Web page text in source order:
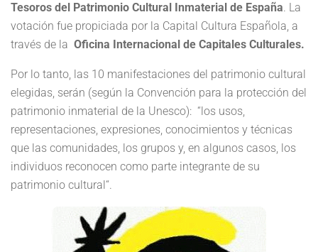
Tesoros del Patrimonio Cultural Inmaterial de España. La
votación fue propiciada por la Capital Cultura Española, a
través de la Oficina Internacional de Capitales Culturales.
Por lo tanto, las 10 manifestaciones del patrimonio cultural
elegidas, serán (según la Convención para la protección del
patrimonio inmaterial de la Unesco): “los usos,
representaciones, expresiones, conocimientos y técnicas
que las comunidades, los grupos y, en algunos casos, los
individuos reconocen como parte integrante de su
patrimonio cultural“.